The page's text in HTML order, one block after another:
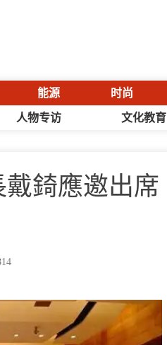
能源 时尚
人物专访 文化教育
錡應邀出席